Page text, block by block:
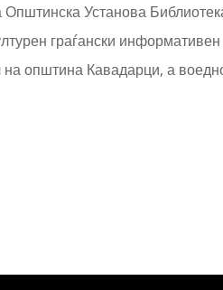
Општинска Установа
граѓански
на општина Кавадарци, а